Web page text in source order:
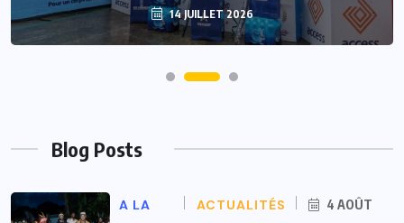
14 JUILLET 2026
Blog Posts
A LA
ACTUALITÉS
4 AOÛT